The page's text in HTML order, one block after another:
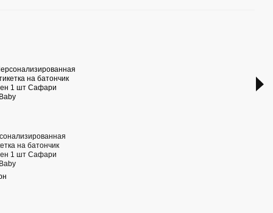
на батончик
1 шт Сафари